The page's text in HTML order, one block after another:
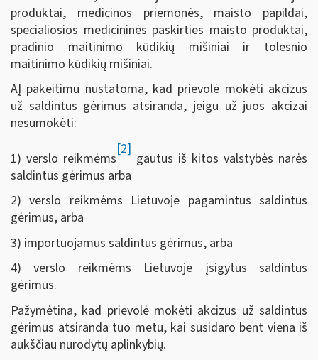
produktai, medicinos priemonės, maisto papildai,
specialiosios medicininės paskirties maisto produktai,
pradinio maitinimo kūdikių mišiniai ir tolesnio
maitinimo kūdikių mišiniai.
AĮ pakeitimu nustatoma, kad prievolė mokėti akcizus
už saldintus gėrimus atsiranda, jeigu už juos akcizai
nesumokėti:
1) verslo reikmėms
[2]
gautus iš kitos valstybės narės
saldintus gėrimus arba
2) verslo reikmėms Lietuvoje pagamintus saldintus
gėrimus, arba
3) importuojamus saldintus gėrimus, arba
4) verslo reikmėms Lietuvoje įsigytus saldintus
gėrimus.
Pažymėtina, kad prievolė mokėti akcizus už saldintus
gėrimus atsiranda tuo metu, kai susidaro bent viena iš
aukščiau nurodytų aplinkybių.